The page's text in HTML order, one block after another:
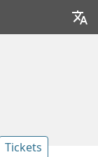
Tickets